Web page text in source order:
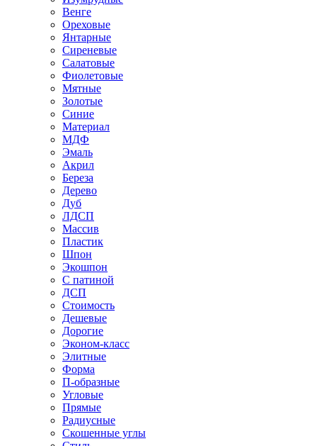
Венге
Ореховые
Янтарные
Сиреневые
Салатовые
Фиолетовые
Мятные
Золотые
Синие
Материал
МДФ
Эмаль
Акрил
Береза
Дерево
Дуб
ЛДСП
Массив
Пластик
Шпон
Экошпон
С патиной
ДСП
Стоимость
Дешевые
Дорогие
Эконом-класс
Элитные
Форма
П-образные
Угловые
Прямые
Радиусные
Скошенные углы